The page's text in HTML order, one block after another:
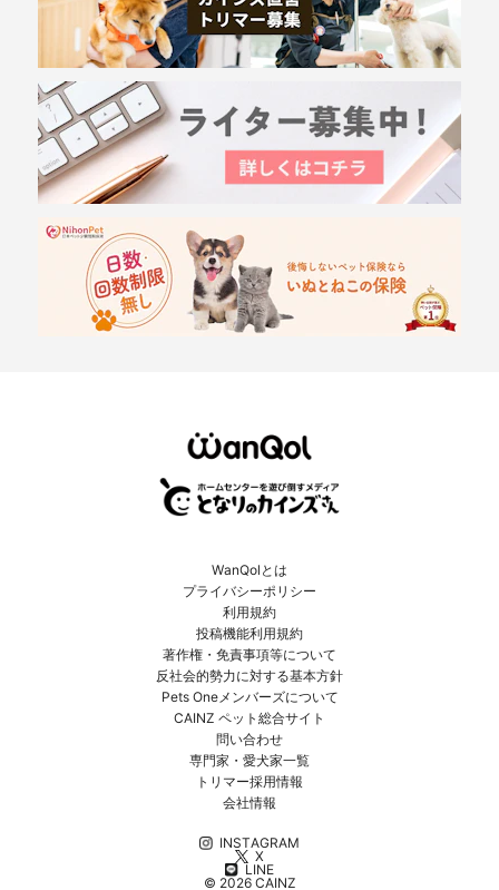
WanQolとは
プライバシーポリシー
利用規約
投稿機能利用規約
著作権・免責事項等について
反社会的勢力に対する基本方針
Pets Oneメンバーズについて
CAINZ ペット総合サイト
問い合わせ
専門家・愛犬家一覧
トリマー採用情報
会社情報
INSTAGRAM
X
LINE
© 2026 CAINZ